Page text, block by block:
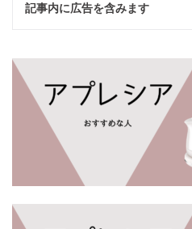
記事内に広告を含みます